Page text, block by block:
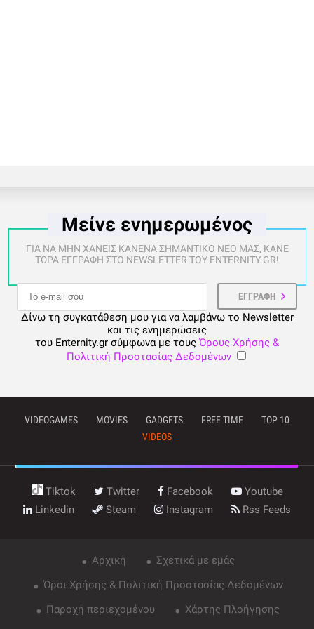
Μείνε ενημερωμένος
ΓΙΑ ΝΑ ΜΗΝ ΧΑΝΕΙΣ ΚΑΝΕΝΑ ΣΗΜΑΝΤΙΚΟ ΝΕΟ ΜΑΣ, ΚΑΝΕ
ΤΩΡΑ ΕΓΓΡΑΦΗ ΣΤΟ NEWSLETTER ΤΟΥ ENTERNITY.GR!
Δίνω τη συγκατάθεση μου για να λαμβάνω το Newsletter
και τις ενημερώσεις
του Enternity.gr σύμφωνα με τους Όρους Χρήσης &
Πολιτική Προστασίας Δεδομένων
VIDEOGAMES MOVIES GADGETS FREE TIME
TOP 10
VIDEOS
Tiktok Twitter Facebook
Youtube
Linkedin
Steam Instagram Rss Feeds
Αρχική
Σχετικά με εμάς
Όροι Χρήσης & Πολιτική Προστασίας Δεδομένων
Παροχή περιεχομένου
Χάρτης Πλοήγησης